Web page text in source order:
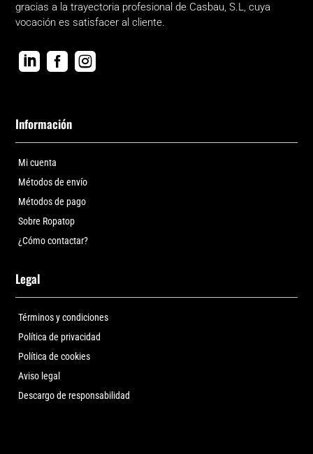
gracias a la trayectoria profesional de Casbau, S.L, cuya
vocación es satisfacer al cliente.
  
Información
Mi cuenta
Métodos de envío
Métodos de pago
Sobre Ropatop
¿Cómo contactar?
Legal
Términos y condiciones
Política de privacidad
Política de cookies
Aviso legal
Descargo de responsabilidad